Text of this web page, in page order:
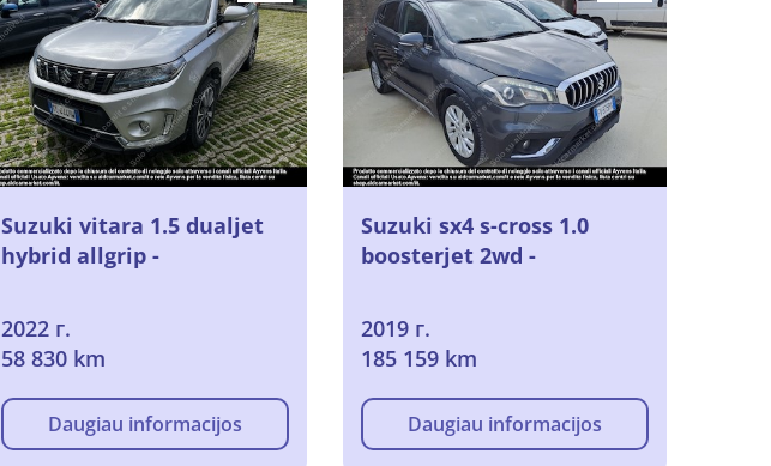
Suzuki vitara 1.5 dualjet
hybrid allgrip -
2022 г.
58 830 km
Daugiau informacijos
Suzuki sx4 s-cross 1.0
boosterjet 2wd -
2019 г.
185 159 km
Daugiau informacijos